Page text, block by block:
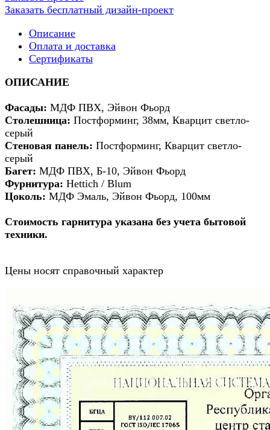
Заказать бесплатный дизайн-проект
Описание
Оплата и доставка
Сертификаты
ОПИСАНИЕ
Фасады: МДФ ПВХ, Эйвон Фьорд
Столешница: Постформинг, 38мм, Кварцит светло-
серый
Стеновая панель: Постформинг, Кварцит светло-
серый
Багет: МДФ ПВХ, Б-10, Эйвон Фьорд
Фурнитура: Hettich / Blum
Цоколь: МДФ Эмаль, Эйвон Фьорд, 100мм
Стоимость гарнитура указана без учета бытовой
техники.
Цены носят справочный характер